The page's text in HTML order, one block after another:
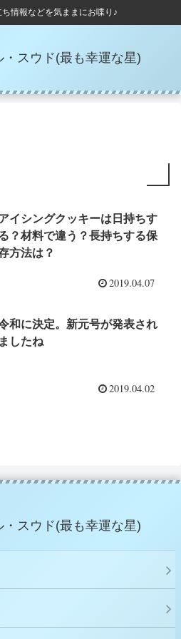
情報などを気ままにお喋り♪
スウド(最も幸運な星)
イシングクッキーは日持ちす
？材料で違う？長持ちする保
方法は？
2019.04.07
和に決定。新元号が発表され
ましたね
2019.04.02
スウド(最も幸運な星)